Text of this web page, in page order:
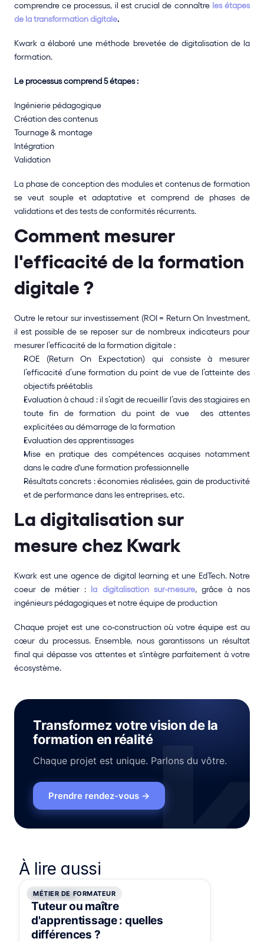
comprendre ce processus, il est crucial de connaître les étapes
de la transformation digitale.
Kwark a élaboré une méthode brevetée de digitalisation de la
formation.
Le processus comprend 5 étapes :
Ingénierie pédagogique
Création des contenus
Tournage & montage
Intégration
Validation
La phase de conception des modules et contenus de formation
se veut souple et adaptative et comprend de phases de
validations et des tests de conformités récurrents.
Comment mesurer
l'efficacité de la formation
digitale ?
Outre le retour sur investissement (ROI = Return On Investment,
il est possible de se reposer sur de nombreux indicateurs pour
mesurer l’efficacité de la formation digitale :
ROE (Return On Expectation) qui consiste à mesurer
l’efficacité d’une formation du point de vue de l’atteinte des
objectifs préétablis
Evaluation à chaud : il s’agit de recueillir l’avis des stagiaires en
toute fin de formation du point de vue  des attentes
explicitées au démarrage de la formation
Evaluation des apprentissages
Mise en pratique des compétences acquises notamment
dans le cadre d'une formation professionnelle
Résultats concrets : économies réalisées, gain de productivité
et de performance dans les entreprises, etc.
La digitalisation sur
mesure chez Kwark
Kwark est une agence de digital learning et une EdTech. Notre
coeur de métier : la digitalisation sur-mesure, grâce à nos
ingénieurs pédagogiques et notre équipe de production
Chaque projet est une co-construction où votre équipe est au
cœur du processus. Ensemble, nous garantissons un résultat
final qui dépasse vos attentes et s'intègre parfaitement à votre
écosystème.
Transformez votre vision de la
formation en réalité
Chaque projet est unique. Parlons du vôtre.
Prendre rendez-vous →
À lire aussi
MÉTIER DE FORMATEUR
6 août 2026
Tuteur ou maître
d'apprentissage : quelles
différences ?